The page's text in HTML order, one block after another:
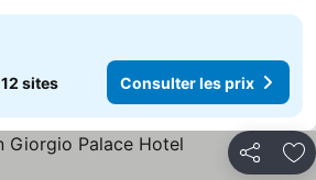
12 sites Consulter les prix
Partager